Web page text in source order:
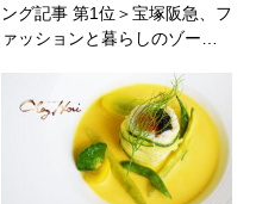
ング記事 第1位＞宝塚阪急、フ
ァッションと暮らしのゾー…